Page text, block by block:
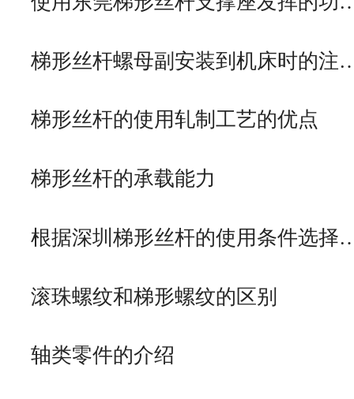
梯形丝杆螺母副安装到机床时的注
梯形丝杆的使用轧制工艺的优点
梯形丝杆的承载能力
根据深圳梯形丝杆的使用条件选择
滚珠螺纹和梯形螺纹的区别
轴类零件的介绍